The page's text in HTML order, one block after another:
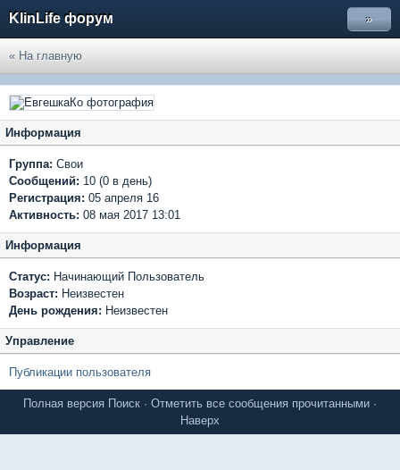
KlinLife форум »
« На главную
Информация
Группа: Свои
Сообщений: 10 (0 в день)
Регистрация: 05 апреля 16
Активность: 08 мая 2017 13:01
Информация
Статус: Начинающий Пользователь
Возраст: Неизвестен
День рождения: Неизвестен
Управление
Публикации пользователя
Полная версия Поиск · Отметить все сообщения прочитанными ·
Наверх